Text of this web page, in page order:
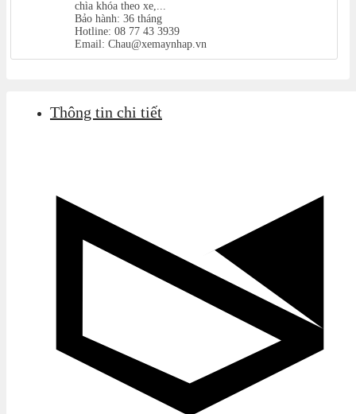
chìa khóa theo xe,...
Bảo hành: 36 tháng
Hotline: 08 77 43 3939
Email: Chau@xemaynhap.vn
Thông tin chi tiết